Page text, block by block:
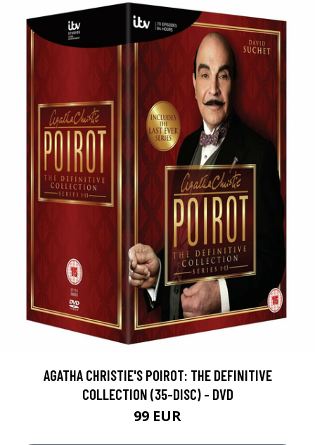
AGATHA CHRISTIE'S POIROT: THE DEFINITIVE
COLLECTION (35-DISC) - DVD
99 EUR